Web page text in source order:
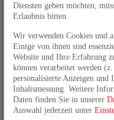
Diensten geben möchten,
Erlaubnis bitten.
Wir verwenden Cookies und
Einige von ihnen sind
Website und Ihre Erfahrung
können verarbeitet werden
personalisierte Anzeigen und
Inhaltsmessung. Weitere
Daten finden Sie in unserer
Auswahl jederzeit unter